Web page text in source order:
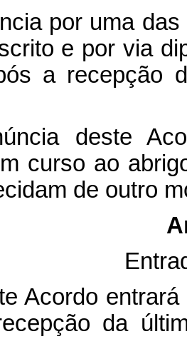
por uma
e por via
a recepção
deste
curso ao
de outro
Acordo
da